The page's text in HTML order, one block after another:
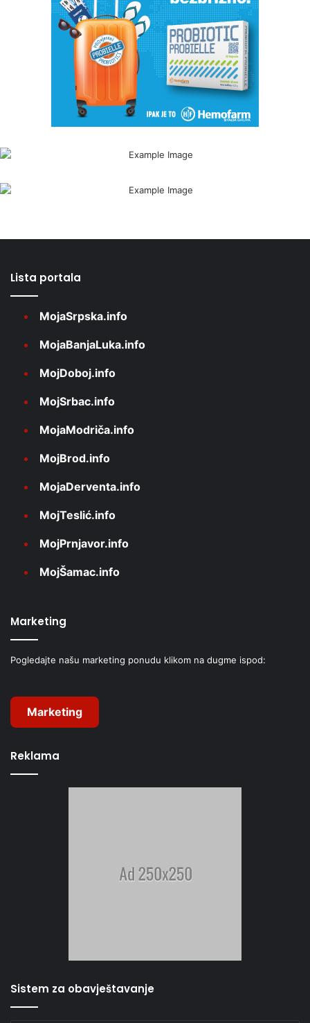
Lista portala
MojaSrpska.info
MojaBanjaLuka.info
MojDoboj.info
MojSrbac.info
MojaModriča.info
MojBrod.info
MojaDerventa.info
MojTeslić.info
MojPrnjavor.info
MojŠamac.info
Marketing
Pogledajte našu marketing ponudu klikom na dugme ispod:
Marketing
Reklama
Sistem za obavještavanje